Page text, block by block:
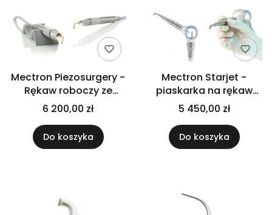
Mectron Piezosurgery -
Rękaw roboczy ze
światłem LED (do Piezo
White i Touch)
6 200,00 zł
Do koszyka
Mectron Starjet -
piaskarka na rękaw
turbinowy
5 450,00 zł
Do koszyka